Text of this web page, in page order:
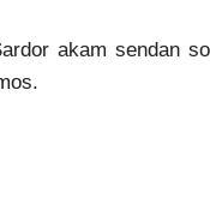
akam sendan